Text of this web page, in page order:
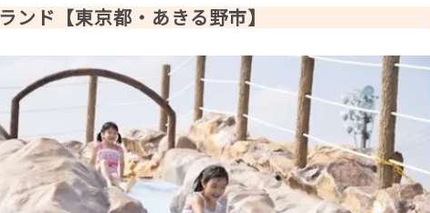
ンド【東京都・あきる野市】